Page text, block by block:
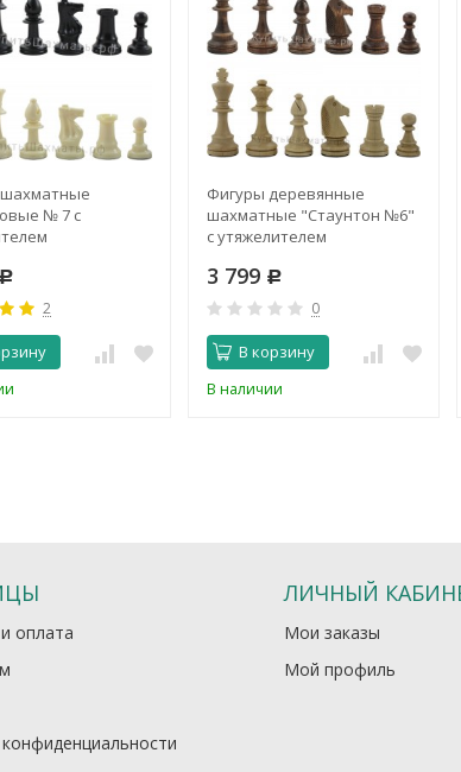
№ 7 с
Р
2
Фигуры деревянные
шахматные "Стаунтон №6"
с утяжелителем
3 799 Р
0
В корзину
В наличии
оплата
ЛИЧНЫЙ
Мои заказы
Мой профиль